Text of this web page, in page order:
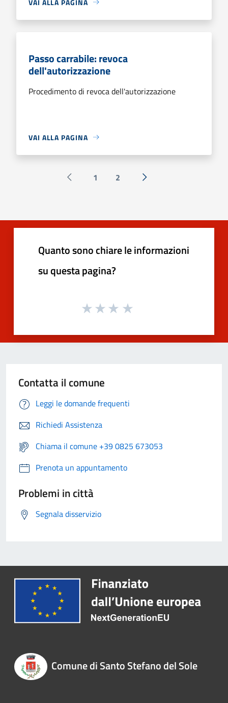
Passo carrabile: revoca
dell'autorizzazione
Procedimento di revoca dell'autorizzazione
VAI ALLA PAGINA
Pagina precedente
1 2 Successiva »
Quanto sono chiare le informazioni
su questa pagina?
Contatta il comune
Leggi le domande frequenti
Richiedi Assistenza
Chiama il comune +39 0825 673053
Prenota un appuntamento
Problemi in città
Segnala disservizio
Comune di Santo Stefano del Sole